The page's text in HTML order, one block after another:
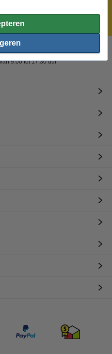
in huis!
ons op 0294-787124
9.00 tot 17.30 uur